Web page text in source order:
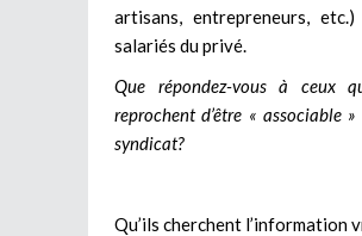
artisans, entrepreneurs,
salariés du privé.
Que répondez-vous à ceux
reprochent d’être « associable
syndicat?
Qu’ils cherchent l’information